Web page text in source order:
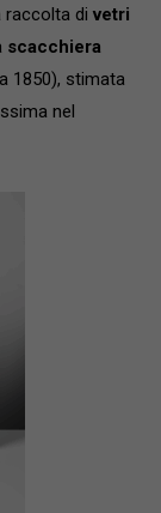
raccolta di vetri
scacchiera
1850), stimata
nel